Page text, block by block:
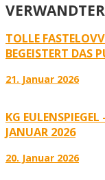
TOLLE
BEGEISTERT DAS
21. Januar 2026
KG
JANUAR 2026
20. Januar 2026